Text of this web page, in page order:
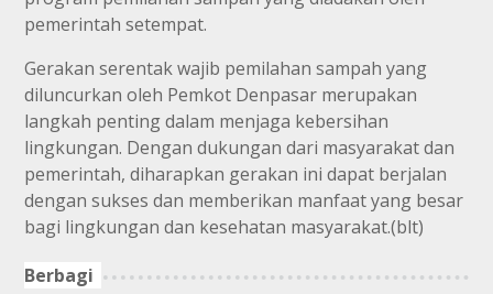
pemerintah setempat.
Gerakan serentak wajib pemilahan sampah yang
diluncurkan oleh Pemkot Denpasar merupakan
langkah penting dalam menjaga kebersihan
lingkungan. Dengan dukungan dari masyarakat dan
pemerintah, diharapkan gerakan ini dapat berjalan
dengan sukses dan memberikan manfaat yang besar
bagi lingkungan dan kesehatan masyarakat.(blt)
iBerbagi